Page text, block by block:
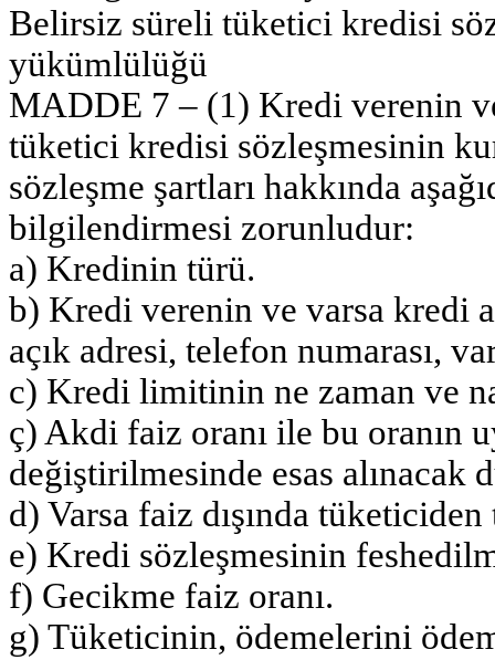
Belirsiz süreli tüketici kredisi
yükümlülüğü
MADDE 7 – (1) Kredi verenin
tüketici kredisi sözleşmesinin
sözleşme şartları hakkında
bilgilendirmesi zorunludur:
a) Kredinin türü.
b) Kredi verenin ve varsa kredi
açık adresi, telefon numarası,
c) Kredi limitinin ne zaman ve
ç) Akdi faiz oranı ile bu oranın
değiştirilmesinde esas alınacak
d) Varsa faiz dışında
e) Kredi sözleşmesinin
f) Gecikme faiz oranı.
g) Tüketicinin, ödemelerini